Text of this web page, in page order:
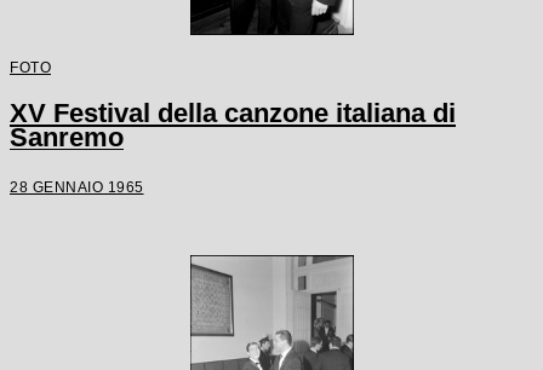
FOTO
XV Festival della canzone italiana di
Sanremo
28 GENNAIO 1965